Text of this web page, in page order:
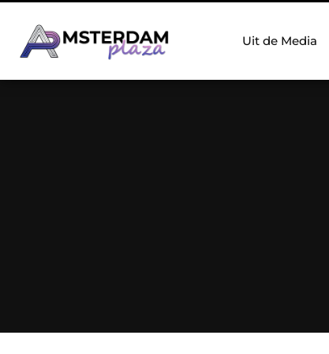
Uit de Media